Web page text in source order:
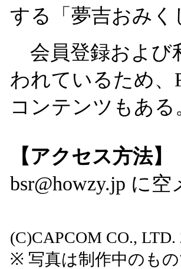
する「夢吉おみ
会員登録および
われているため、
コンテンツもある
【アクセス方法】
bsr@howzy.jp に
(C)CAPCOM CO.,
※ 写真は制作中のも